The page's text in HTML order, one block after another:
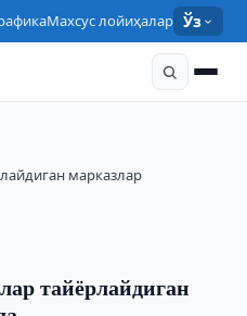
Махсус лойиҳалар Ўз
марказлар
тайёрлайдиган